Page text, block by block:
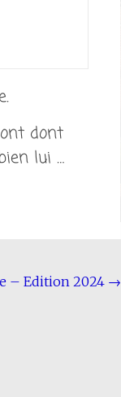
dont
lui …
– Edition 2024 →